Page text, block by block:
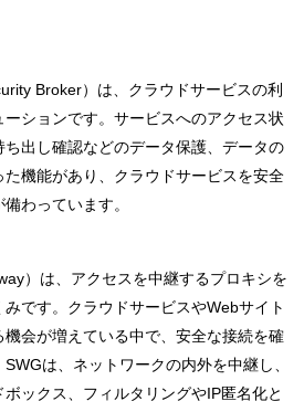
Broker）は、クラウドサービスの利
ションです。サービスへのアクセス状
出し確認などのデータ保護、データの
機能があり、クラウドサービスを安全
わっています。
）は、アクセスを中継するプロキシを
です。クラウドサービスやWebサイト
会が増えている中で、安全な接続を確
は、ネットワークの内外を中継し、
ックス、フィルタリングやIP匿名化と